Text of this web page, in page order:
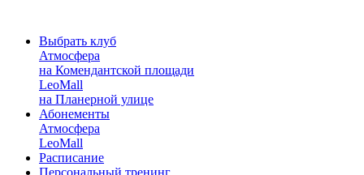
Выбрать клуб
Атмосфера
на Комендантской площади
LeoMall
на Планерной улице
Абонементы
Атмосфера
LeoMall
Расписание
Персональный тренинг